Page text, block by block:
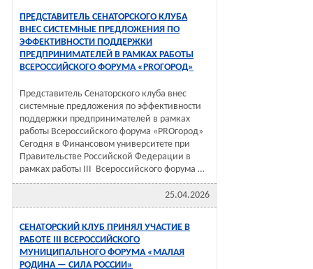
ПРЕДСТАВИТЕЛЬ СЕНАТОРСКОГО КЛУБА
ВНЕС СИСТЕМНЫЕ ПРЕДЛОЖЕНИЯ ПО
ЭФФЕКТИВНОСТИ ПОДДЕРЖКИ
ПРЕДПРИНИМАТЕЛЕЙ В РАМКАХ РАБОТЫ
ВСЕРОССИЙСКОГО ФОРУМА «PROГОРОД»
Представитель Сенаторского клуба внес
системные предложения по эффективности
поддержки предпринимателей в рамках
работы Всероссийского форума «PROгород»
Сегодня в Финансовом университете при
Правительстве Российской Федерации в
рамках работы III Всероссийского форума …
25.04.2026
СЕНАТОРСКИЙ КЛУБ ПРИНЯЛ УЧАСТИЕ В
РАБОТЕ III ВСЕРОССИЙСКОГО
МУНИЦИПАЛЬНОГО ФОРУМА «МАЛАЯ
РОДИНА — СИЛА РОССИИ»